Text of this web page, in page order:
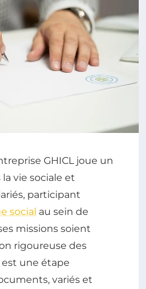
GHICL joue un
vie sociale et
participant
social au sein de
missions soient
rigoureuse des
une étape
variés et